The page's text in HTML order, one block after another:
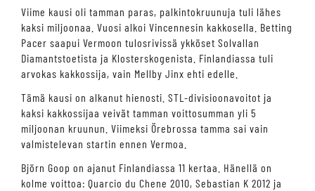
Viime kausi oli tamman paras, palkintokruunuja tuli lähes
kaksi miljoonaa. Vuosi alkoi Vincennesin kakkosella. Betting
Pacer saapui Vermoon tulosrivissä ykköset Solvallan
Diamantstoetista ja Klosterskogenista. Finlandiassa tuli
arvokas kakkossija, vain Mellby Jinx ehti edelle.
Tämä kausi on alkanut hienosti. STL-divisioonavoitot ja
kaksi kakkossijaa veivät tamman voittosumman yli 5
miljoonan kruunun. Viimeksi Örebrossa tamma sai vain
valmistelevan startin ennen Vermoa.
Björn Goop on ajanut Finlandiassa 11 kertaa. Hänellä on
kolme voittoa: Quarcio du Chene 2010, Sebastian K 2012 ja